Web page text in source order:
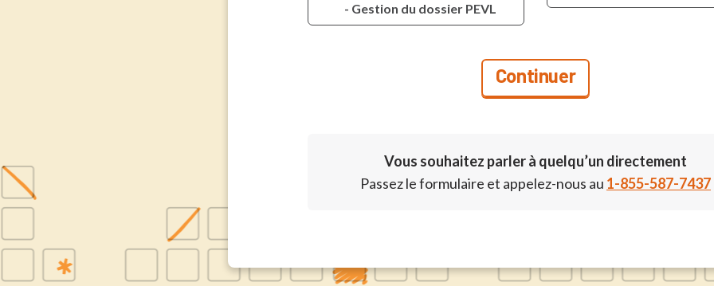
- Gestion du dossier PEVL
Vous souhaitez parler à quelqu’un directement
Passez le formulaire et appelez-nous au 1-855-587-7437